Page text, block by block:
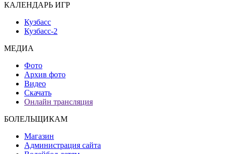
КАЛЕНДАРЬ ИГР
Кузбасс
Кузбасс-2
МЕДИА
Фото
Архив фото
Видео
Скачать
Онлайн трансляция
БОЛЕЛЬЩИКАМ
Магазин
Администрация сайта